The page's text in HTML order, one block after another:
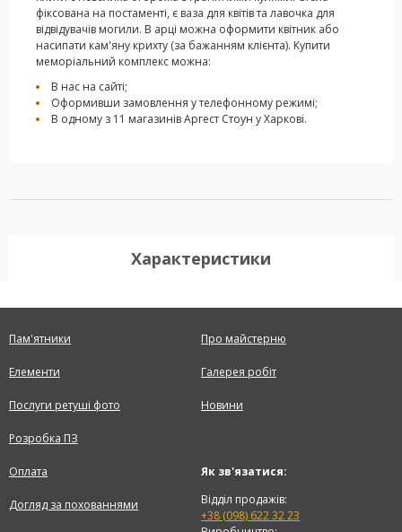
фіксована на постаменті, є ваза для квітів та лавочка для
відвідувачів могили. В арці можна оформити квітник або
насипати кам'яну крихту (за бажанням клієнта). Купити
меморіальний комплекс можна:
В нас на сайті;
Оформивши замовлення у телефонному режимі;
В одному з 11 магазинів Аргест Стоун у Харкові.
Характеристики
Пам'ятники
Елементи
Послуги ретуші фото
Розробка ПЗ
Про майстерню
Галерея робіт
Новини
Оплата
Догляд за похованнями
Як зв'язатися:
Відділ продажів:
+38 (098) 622 32 23